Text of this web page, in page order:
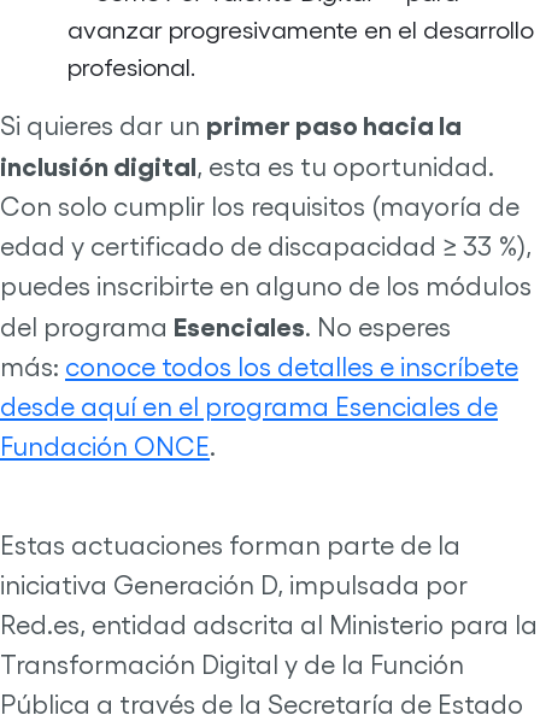
avanzar progresivamente en el desarrollo
profesional.
Si quieres dar un primer paso hacia la
inclusión digital, esta es tu oportunidad.
Con solo cumplir los requisitos (mayoría de
edad y certificado de discapacidad ≥ 33 %),
puedes inscribirte en alguno de los módulos
del programa Esenciales. No esperes
más: conoce todos los detalles e inscríbete
desde aquí en el programa Esenciales de
Fundación ONCE.
Estas actuaciones forman parte de la
iniciativa Generación D, impulsada por
Red.es, entidad adscrita al Ministerio para la
Transformación Digital y de la Función
Pública a través de la Secretaría de Estado